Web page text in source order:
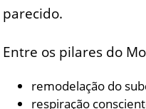
parecido.
Entre os pilares do
remodelação do
respiração